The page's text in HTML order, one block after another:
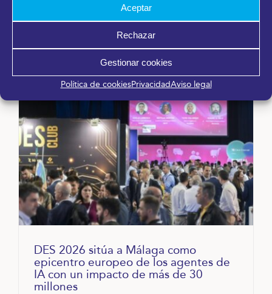
Aceptar
Rechazar
Gestionar cookies
Política de cookiesPrivacidadAviso legal
DES 2026 sitúa a Málaga como
epicentro europeo de los agentes de
IA con un impacto de más de 30
millones